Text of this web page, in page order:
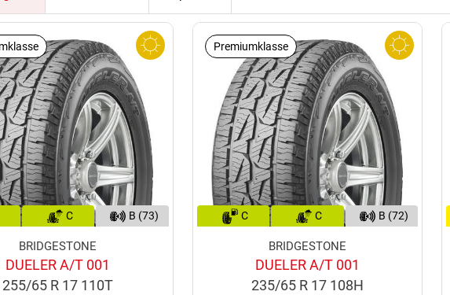
C B (73)
BRIDGESTONE
DUELER A/T 001
255/65 R 17 110T
Premiumklasse
C C B (72)
BRIDGESTONE
DUELER A/T 001
235/65 R 17 108H